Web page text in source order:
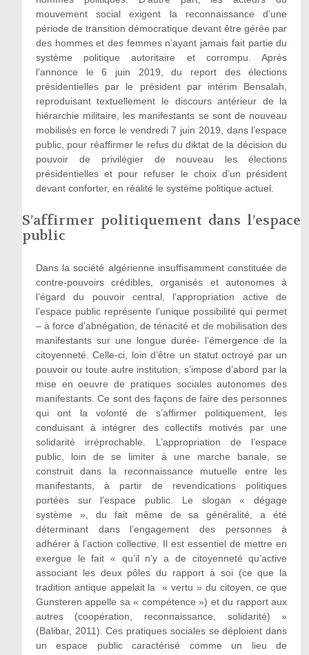
mouvement social exigent la reconnaissance d’une
période de transition démocratique devant être gérée par
des hommes et des femmes n’ayant jamais fait partie du
système politique autoritaire et corrompu. Après
l’annonce le 6 juin 2019, du report des élections
présidentielles par le président par intérim Bensalah,
reproduisant textuellement le discours antérieur de la
hiérarchie militaire, les manifestants se sont de nouveau
mobilisés en force le vendredi 7 juin 2019, dans l’espace
public, pour réaffirmer le refus du diktat de la décision du
pouvoir de privilégier de nouveau les élections
présidentielles et pour refuser le choix d’un président
devant conforter, en réalité le système politique actuel.
S’affirmer politiquement dans l’espace
public
Dans la société algérienne insuffisamment constituée de
contre-pouvoirs crédibles, organisés et autonomes à
l’égard du pouvoir central, l’appropriation active de
l’espace public représente l’unique possibilité qui permet
– à force d’abnégation, de ténacité et de mobilisation des
manifestants sur une longue durée- l’émergence de la
citoyenneté. Celle-ci, loin d’être un statut octroyé par un
pouvoir ou toute autre institution, s’impose d’abord par la
mise en oeuvre de pratiques sociales autonomes des
manifestants. Ce sont des façons de faire des personnes
qui ont la volonté de s’affirmer politiquement, les
conduisant à intégrer des collectifs motivés par une
solidarité irréprochable. L’appropriation de l’espace
public, loin de se limiter à une marche banale, se
construit dans la reconnaissance mutuelle entre les
manifestants, à partir de revendications politiques
portées sur l’espace public. Le slogan « dégage
système », du fait même de sa généralité, a été
déterminant dans l’engagement des personnes à
adhérer à l’action collective. Il est essentiel de mettre en
exergue le fait « qu’il n’y a de citoyenneté qu’active
associant les deux pôles du rapport à soi (ce que la
tradition antique appelait la « vertu » du citoyen, ce que
Gunsteren appelle sa « compétence ») et du rapport aux
autres (coopération, reconnaissance, solidarité) »
(Balibar, 2011). Ces pratiques sociales se déploient dans
un espace public caractérisé comme un lieu de